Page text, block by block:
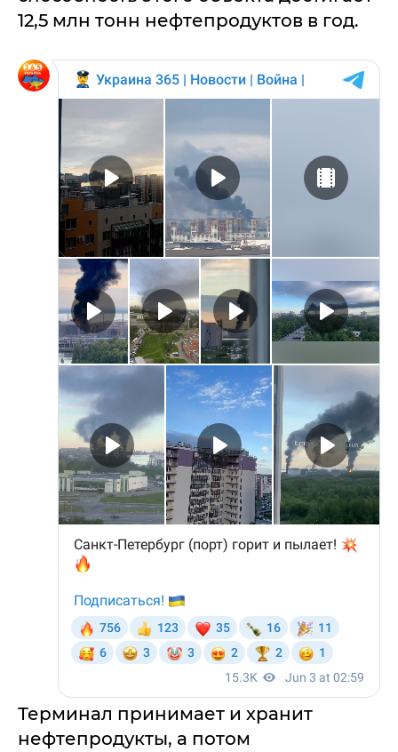
12,5 млн тонн нефтепродуктов в год.
Терминал принимает и хранит
нефтепродукты, а потом